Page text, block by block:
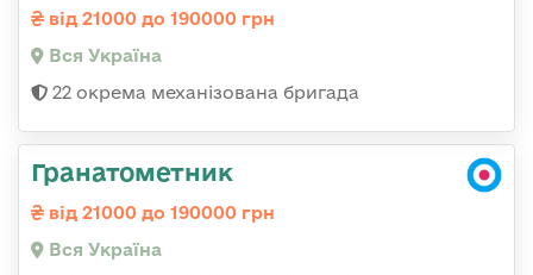
від 21000 до 190000 грн
Вся Україна
22 окрема механізована бригада
Гранатометник
від 21000 до 190000 грн
Вся Україна